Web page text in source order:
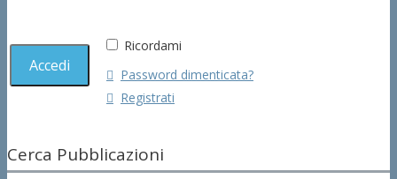
Ricordami
Password dimenticata?
Registrati
Cerca Pubblicazioni